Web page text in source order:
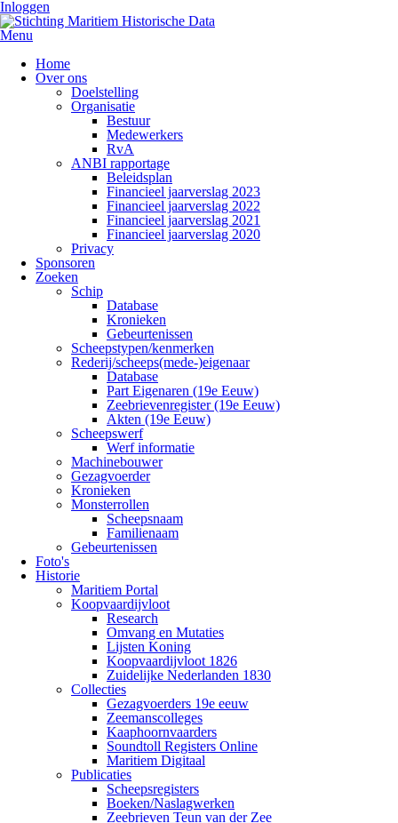
Inloggen
Menu
Home
Over ons
Doelstelling
Organisatie
Bestuur
Medewerkers
RvA
ANBI rapportage
Beleidsplan
Financieel jaarverslag 2023
Financieel jaarverslag 2022
Financieel jaarverslag 2021
Financieel jaarverslag 2020
Privacy
Sponsoren
Zoeken
Schip
Database
Kronieken
Gebeurtenissen
Scheepstypen/kenmerken
Rederij/scheeps(mede-)eigenaar
Database
Part Eigenaren (19e Eeuw)
Zeebrievenregister (19e Eeuw)
Akten (19e Eeuw)
Scheepswerf
Werf informatie
Machinebouwer
Gezagvoerder
Kronieken
Monsterrollen
Scheepsnaam
Familienaam
Gebeurtenissen
Foto's
Historie
Maritiem Portal
Koopvaardijvloot
Research
Omvang en Mutaties
Lijsten Koning
Koopvaardijvloot 1826
Zuidelijke Nederlanden 1830
Collecties
Gezagvoerders 19e eeuw
Zeemanscolleges
Kaaphoornvaarders
Soundtoll Registers Online
Maritiem Digitaal
Publicaties
Scheepsregisters
Boeken/Naslagwerken
Zeebrieven Teun van der Zee